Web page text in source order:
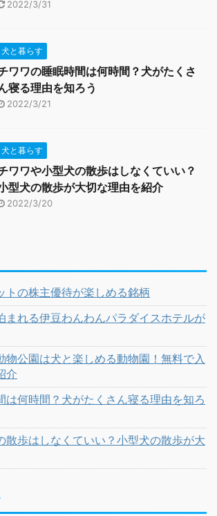
2022/3/31
犬と暮らす
ワワの睡眠時間は何時間？犬がたくさ
寝る理由を知ろう
2022/3/21
犬と暮らす
ワワや小型犬の散歩はしなくていい？
型犬の散歩が大切な理由を紹介
2022/3/20
トの株主優待が楽しめる銘柄
まれる伊豆わんわんパラダイスホテルが
物公園は犬と楽しめる動物園！無料で入
介
は何時間？犬がたくさん寝る理由を知ろ
散歩はしなくていい？小型犬の散歩が大